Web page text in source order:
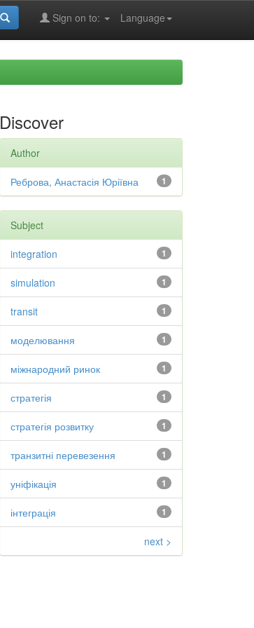
Language
Sign on to:
Discover
Author
1
Реброва, Анастасія Юріївна
Subject
1
integration
1
simulation
1
transit
1
моделювання
1
міжнародний ринок
1
стратегія
1
стратегія розвитку
1
транзитні перевезення
1
уніфікація
1
інтеграція
next >